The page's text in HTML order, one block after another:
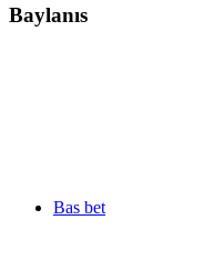
Baylanıs
Bas bet